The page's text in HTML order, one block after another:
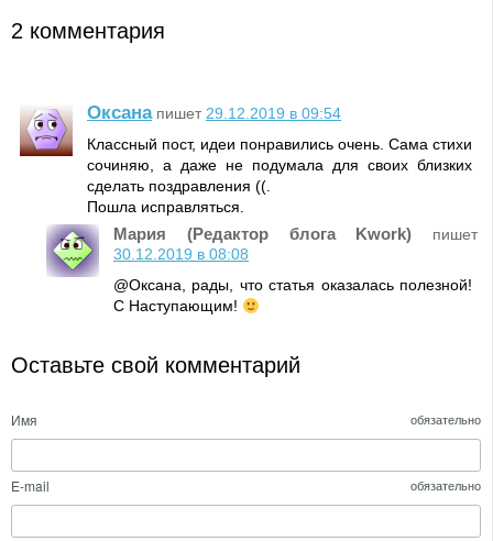
2 комментария
Оксанапишет 29.12.2019 в 09:54
Классный пост, идеи понравились очень. Сама стихи
сочиняю, а даже не подумала для своих близких
сделать поздравления ((.
Пошла исправляться.
Мария (Редактор блога Kwork) пишет
30.12.2019 в 08:08
@Оксана, рады, что статья оказалась полезной!
С Наступающим!
Оставьте свой комментарий
Имя обязательно
E-mail обязательно